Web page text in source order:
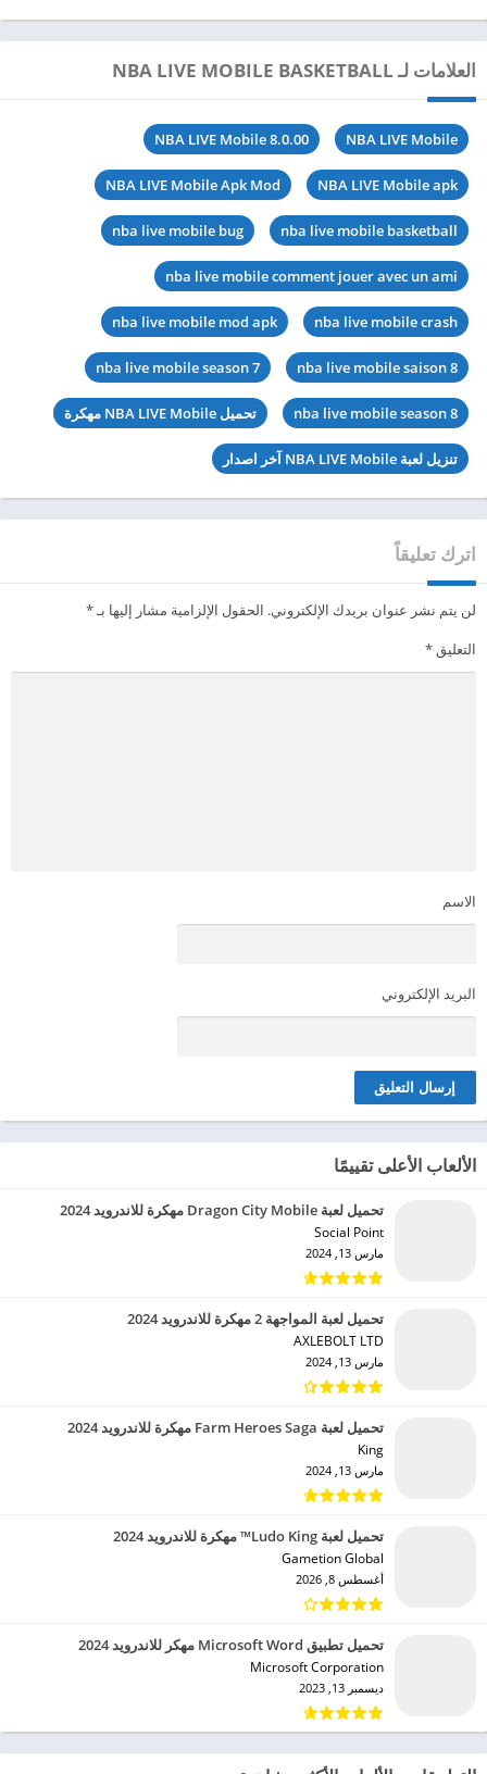
العلامات لـ NBA LIVE MOBILE BASKETBALL
NBA LIVE Mobile
NBA LIVE Mobile 8.0.00
NBA LIVE Mobile apk
NBA LIVE Mobile Apk Mod
nba live mobile basketball
nba live mobile bug
nba live mobile comment jouer avec un ami
nba live mobile crash
nba live mobile mod apk
nba live mobile saison 8
nba live mobile season 7
nba live mobile season 8 تحميل NBA LIVE Mobile مهكرة
تنزيل لعبة NBA LIVE Mobile آخر اصدار
اترك تعليقاً
لن يتم نشر عنوان بريدك الإلكتروني. الحقول الإلزامية مشار إليها بـ*
التعليق*
الاسم
البريد الإلكتروني
الألعاب الأعلى تقييمًا
تحميل لعبة Dragon City Mobile مهكرة للاندرويد 2024
Social Point‏
مارس 13, 2024
تحميل لعبة المواجهة 2 مهكرة للاندرويد 2024
AXLEBOLT LTD‏
مارس 13, 2024
تحميل لعبة Farm Heroes Saga مهكرة للاندرويد 2024
King‏
مارس 13, 2024
تحميل لعبة Ludo King™ مهكرة للاندرويد 2024
Gametion Global‏
أغسطس 8, 2026
تحميل تطبيق Microsoft Word مهكر للاندرويد 2024
Microsoft Corporation‏
ديسمبر 13, 2023